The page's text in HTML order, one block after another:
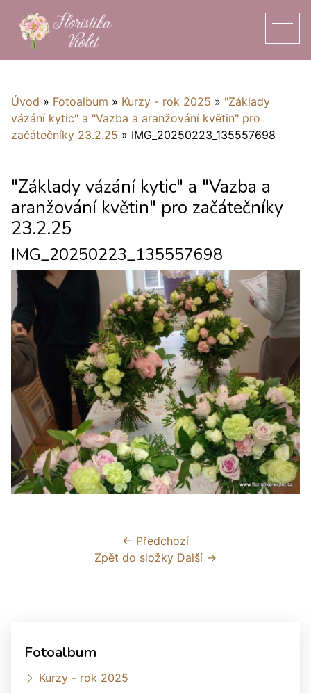
Úvod » Fotoalbum » Kurzy - rok 2025 » "Základy
vázání kytic" a "Vazba a aranžování květin" pro
začátečníky 23.2.25 » IMG_20250223_135557698
"Základy vázání kytic" a "Vazba a
aranžování květin" pro začátečníky
23.2.25
IMG_20250223_135557698
← Předchozí
Zpět do složky Další →
Fotoalbum
Kurzy - rok 2025